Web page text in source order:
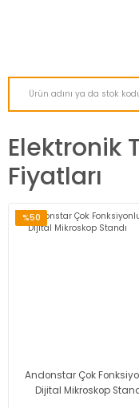
Elektronik
Fiyatları
%50
Andonstar Çok
Dijital Mikroskop